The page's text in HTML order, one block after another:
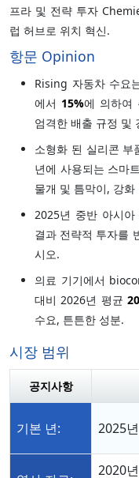
프라 및 전략 투자
럽 허브로 위치 혁신.
항문 Opinion
Rising 자동차 수요
에서 15%에 의하여
엄격한 배출 규정 및
소형화 된 실리콘
년에 사용되는 스마
물개 및 틈막이, 강
2025년 중반 아시
결과 전략적 투자를
시오.
의료 기기에서
대비 2026년 평균
수요, 튼튼한 성분.
시장 범위
공지사항
기본 년: 2025년
2020